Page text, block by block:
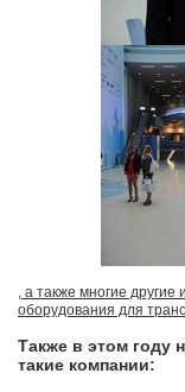
, а также многие
оборудования для
Также в этом
такие компании: